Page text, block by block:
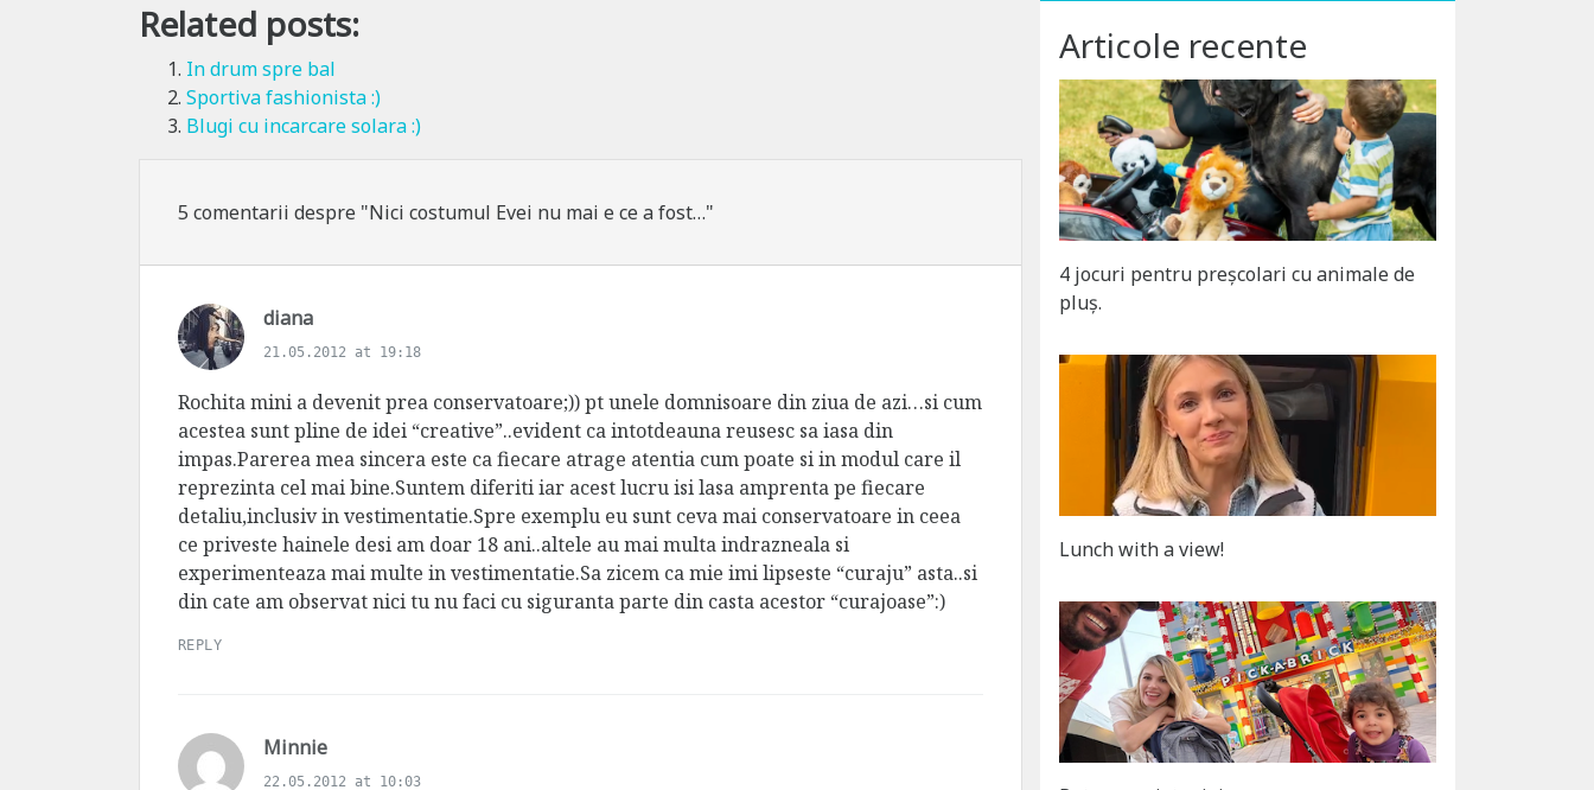
Related posts:
In drum spre bal
Sportiva fashionista :)
Blugi cu incarcare solara :)
5 comentarii despre "Nici costumul Evei nu mai e ce a fost…"
dianas
a
s
:
21.05.2012 at 19:18
Rochita mini a devenit prea conservatoare;)) pt unele domnisoare din ziua de azi…si cum
acestea sunt pline de idei “creative”..evident ca intotdeauna reusesc sa iasa din
impas.Parerea mea sincera este ca fiecare atrage atentia cum poate si in modul care il
reprezinta cel mai bine.Suntem diferiti iar acest lucru isi lasa amprenta pe fiecare
detaliu,inclusiv in vestimentatie.Spre exemplu eu sunt ceva mai conservatoare in ceea
ce priveste hainele desi am doar 18 ani..altele au mai multa indrazneala si
experimenteaza mai multe in vestimentatie.Sa zicem ca mie imi lipseste “curaju” asta..si
din cate am observat nici tu nu faci cu siguranta parte din casta acestor “curajoase”:)
REPLY
Minnies
a
22.05.2012 at 10:03
Articole recente
4 jocuri pentru preșcolari cu animale de
pluș.
Lunch with a view!